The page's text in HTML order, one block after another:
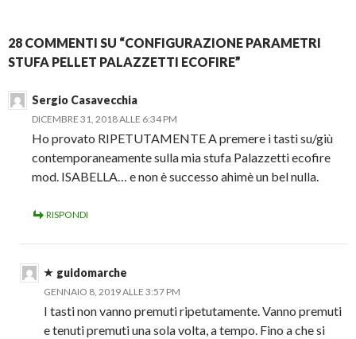
28 COMMENTI SU “CONFIGURAZIONE PARAMETRI
STUFA PELLET PALAZZETTI ECOFIRE”
Sergio Casavecchia
DICEMBRE 31, 2018 ALLE 6:34 PM
Ho provato RIPETUTAMENTE A premere i tasti su/giù
contemporaneamente sulla mia stufa Palazzetti ecofire
mod. ISABELLA… e non è successo ahimè un bel nulla.
RISPONDI
guidomarche
GENNAIO 8, 2019 ALLE 3:57 PM
I tasti non vanno premuti ripetutamente. Vanno premuti
e tenuti premuti una sola volta, a tempo. Fino a che si